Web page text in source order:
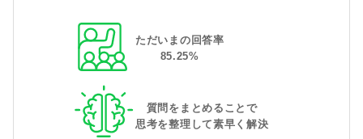
ただいまの回答率
85.25%
質問をまとめることで
思考を整理して素早く解決